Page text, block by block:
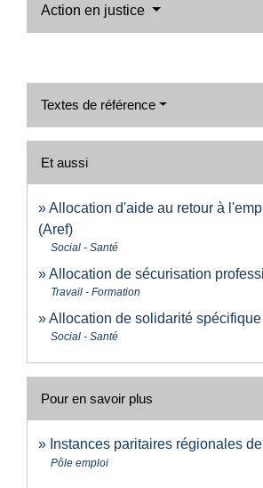
Action en justice
Textes de référence
Et aussi
Allocation d'aide au retour à
(Aref)
Social - Santé
Allocation de sécurisation
Travail - Formation
Allocation de solidarité
Social - Santé
Pour en savoir plus
Instances paritaires régionales
Pôle emploi